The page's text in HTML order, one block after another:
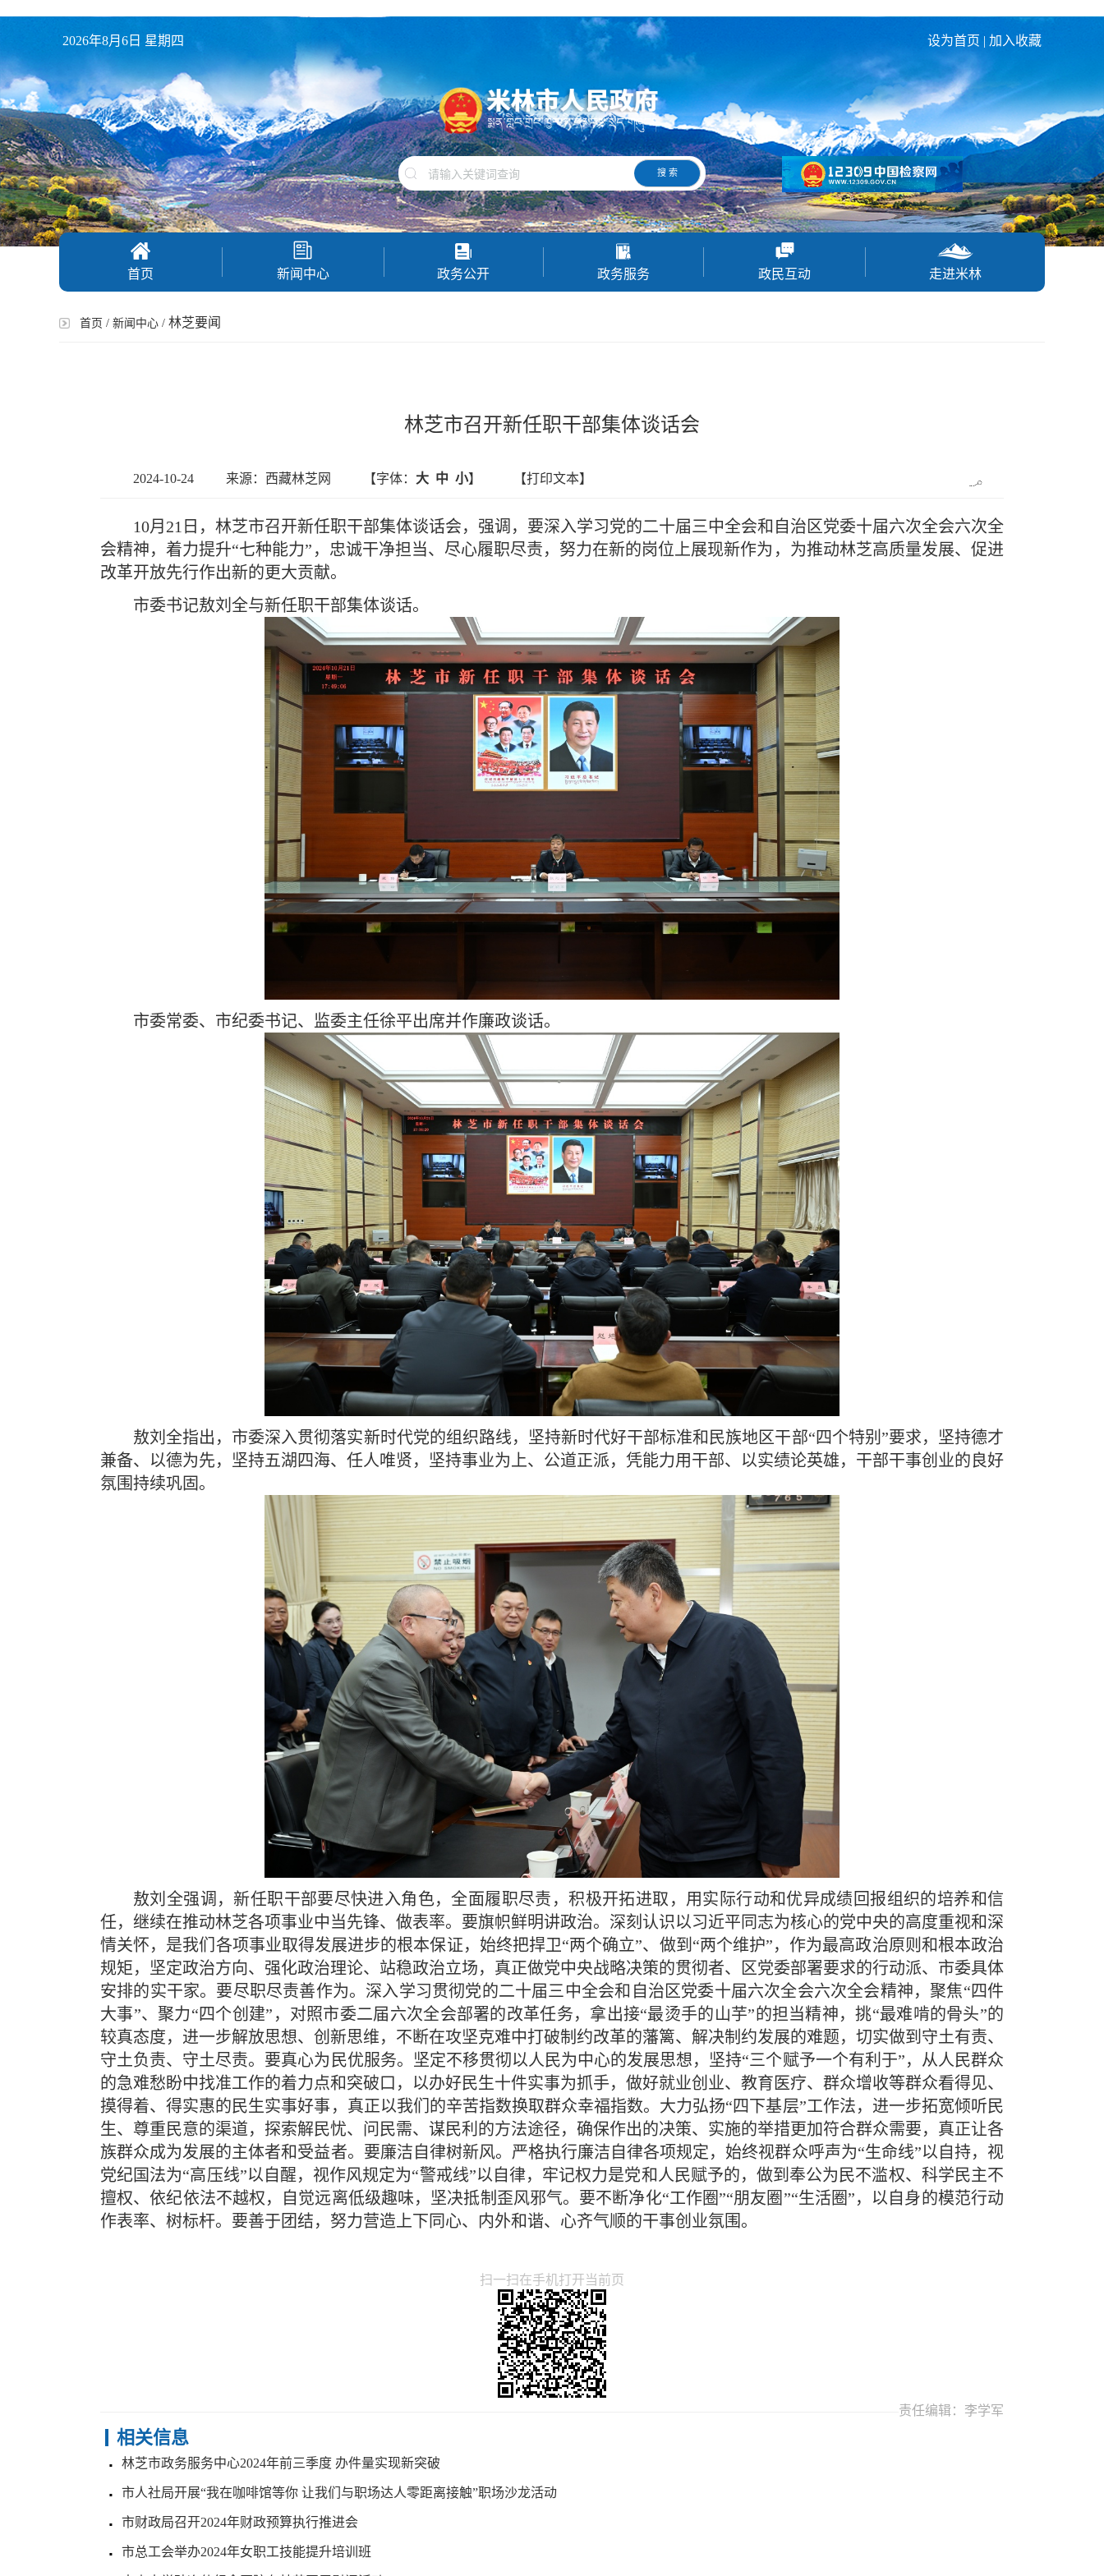
2026年8月6日 星期四 设为首页 | 加入收藏
搜 索
首页 新闻中心 政务公开 政务服务 政民互动 走进米林
首页 / 新闻中心 / 林芝要闻
林芝市召开新任职干部集体谈话会
2024-10-24 来源：西藏林芝网 【字体： 大 中 小】 【打印文本】
10月21日，林芝市召开新任职干部集体谈话会，强调，要深入学习党的二十届三中全会和自治区党委十届六次全会六次全
会精神，着力提升“七种能力”，忠诚干净担当、尽心履职尽责，努力在新的岗位上展现新作为，为推动林芝高质量发展、促进
改革开放先行作出新的更大贡献。
市委书记敖刘全与新任职干部集体谈话。
市委常委、市纪委书记、监委主任徐平出席并作廉政谈话。
敖刘全指出，市委深入贯彻落实新时代党的组织路线，坚持新时代好干部标准和民族地区干部“四个特别”要求，坚持德才
兼备、以德为先，坚持五湖四海、任人唯贤，坚持事业为上、公道正派，凭能力用干部、以实绩论英雄，干部干事创业的良好
氛围持续巩固。
敖刘全强调，新任职干部要尽快进入角色，全面履职尽责，积极开拓进取，用实际行动和优异成绩回报组织的培养和信
任，继续在推动林芝各项事业中当先锋、做表率。要旗帜鲜明讲政治。深刻认识以习近平同志为核心的党中央的高度重视和深
情关怀，是我们各项事业取得发展进步的根本保证，始终把捍卫“两个确立”、做到“两个维护”，作为最高政治原则和根本政治
规矩，坚定政治方向、强化政治理论、站稳政治立场，真正做党中央战略决策的贯彻者、区党委部署要求的行动派、市委具体
安排的实干家。要尽职尽责善作为。深入学习贯彻党的二十届三中全会和自治区党委十届六次全会六次全会精神，聚焦“四件
大事”、聚力“四个创建”，对照市委二届六次全会部署的改革任务，拿出接“最烫手的山芋”的担当精神，挑“最难啃的骨头”的
较真态度，进一步解放思想、创新思维，不断在攻坚克难中打破制约改革的藩篱、解决制约发展的难题，切实做到守土有责、
守土负责、守土尽责。要真心为民优服务。坚定不移贯彻以人民为中心的发展思想，坚持“三个赋予一个有利于”，从人民群众
的急难愁盼中找准工作的着力点和突破口，以办好民生十件实事为抓手，做好就业创业、教育医疗、群众增收等群众看得见、
摸得着、得实惠的民生实事好事，真正以我们的辛苦指数换取群众幸福指数。大力弘扬“四下基层”工作法，进一步拓宽倾听民
生、尊重民意的渠道，探索解民忧、问民需、谋民利的方法途径，确保作出的决策、实施的举措更加符合群众需要，真正让各
族群众成为发展的主体者和受益者。要廉洁自律树新风。严格执行廉洁自律各项规定，始终视群众呼声为“生命线”以自持，视
党纪国法为“高压线”以自醒，视作风规定为“警戒线”以自律，牢记权力是党和人民赋予的，做到奉公为民不滥权、科学民主不
擅权、依纪依法不越权，自觉远离低级趣味，坚决抵制歪风邪气。要不断净化“工作圈”“朋友圈”“生活圈”，以自身的模范行动
作表率、树标杆。要善于团结，努力营造上下同心、内外和谐、心齐气顺的干事创业氛围。
扫一扫在手机打开当前页
责任编辑：李学军
相关信息
林芝市政务服务中心2024年前三季度 办件量实现新突破
市人社局开展“我在咖啡馆等你 让我们与职场达人零距离接触”职场沙龙活动
市财政局召开2024年财政预算执行推进会
市总工会举办2024年女职工技能提升培训班